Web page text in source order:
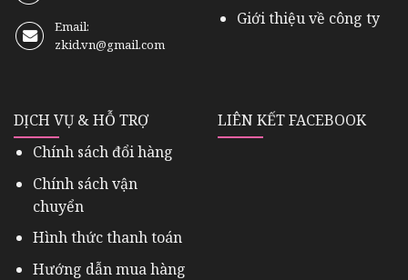
Email:
zkid.vn@gmail.com
Giới thiệu về công ty
DỊCH VỤ & HỖ TRỢ
Chính sách đổi hàng
Chính sách vận
chuyển
Hình thức thanh toán
Hướng dẫn mua hàng
LIÊN KẾT FACEBOOK